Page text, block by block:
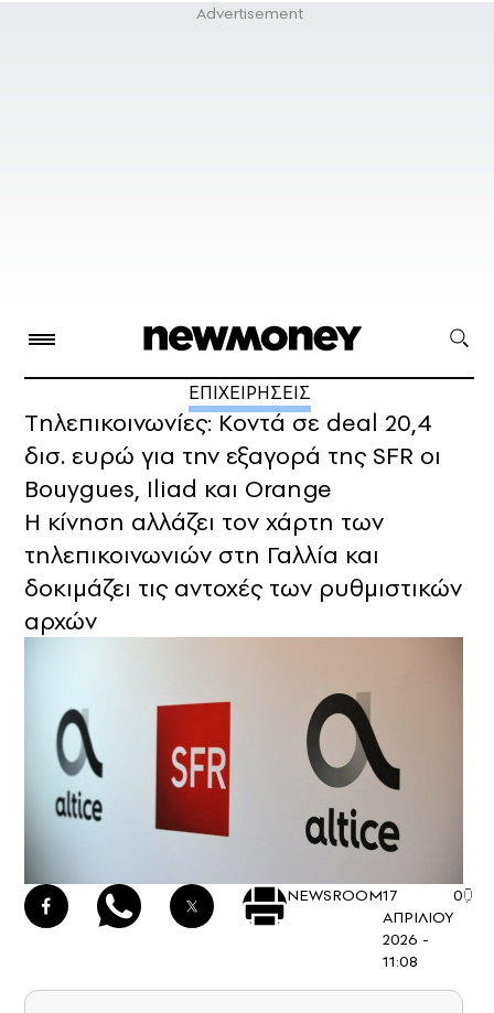
ΕΠΙΧΕΙΡΗΣΕΙΣ
Tηλεπικοινωνίες: Κοντά σε deal 20,4
δισ. ευρώ για την εξαγορά της SFR οι
Bouygues, Iliad και Orange
Η κίνηση αλλάζει τον χάρτη των
τηλεπικοινωνιών στη Γαλλία και
δοκιμάζει τις αντοχές των ρυθμιστικών
αρχών
NEWSROOM17
ΑΠΡΙΛΙΟΥ
2026 -
11:08
0